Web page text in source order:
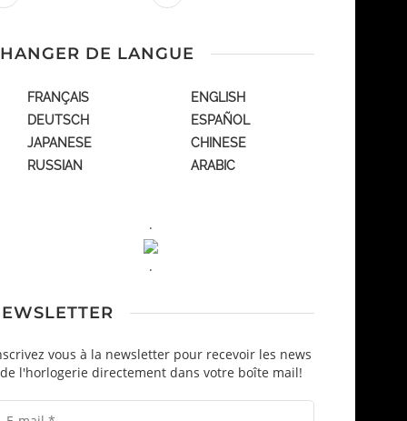
DE LANGUE
FRANÇAIS
ENGLISH
DEUTSCH
ESPAÑOL
JAPANESE
CHINESE
RUSSIAN
ARABIC
.
.
vous à la newsletter pour recevoir les news
de l'horlogerie directement dans votre boîte mail!